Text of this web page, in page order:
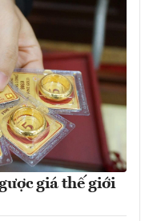
giá thế giới